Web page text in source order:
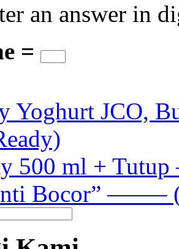
an answer in
=
Yoghurt JCO,
500 ml + Tutup
Bocor” ——–